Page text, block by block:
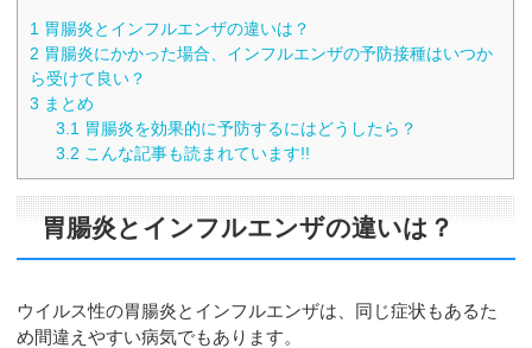
1 胃腸炎とインフルエンザの違いは？
2 胃腸炎にかかった場合、インフルエンザの予防接種はいつか
ら受けて良い？
3 まとめ
3.1 胃腸炎を効果的に予防するにはどうしたら？
3.2 こんな記事も読まれています!!
胃腸炎とインフルエンザの違いは？
ウイルス性の胃腸炎とインフルエンザは、同じ症状もあるた
め間違えやすい病気でもあります。